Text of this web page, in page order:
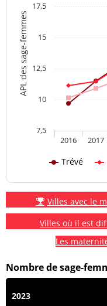
APL des sage-femmes
Trévé
2016 2017
7,5
10
12,5
15
17,5
Villes avec le
Villes où il est
Les
Nombre de sage-
2023